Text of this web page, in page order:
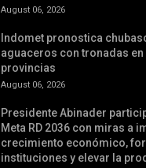
August 06, 2026
Indomet pronostica
aguaceros con tronadas en
provincias
August 06, 2026
Presidente Abinader
Meta RD 2036 con miras a
crecimiento económico,
instituciones y elevar la